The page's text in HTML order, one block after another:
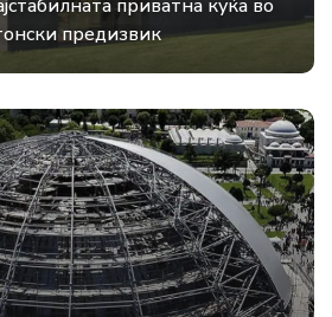
приватна куќа во
предизвик